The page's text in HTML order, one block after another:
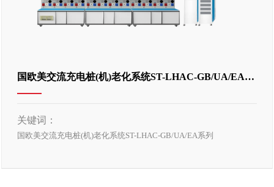
国欧美交流充电桩(机)老化系统ST-LHAC-GB/UA/EA系
列
关键词：
国欧美交流充电桩(机)老化系统ST-LHAC-GB/UA/EA系列